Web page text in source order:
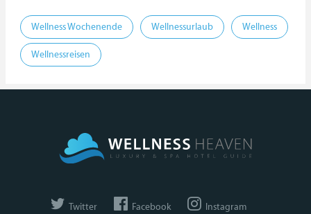
Wellness Wochenende Wellnessurlaub Wellness
Wellnessreisen
Twitter Facebook Instagram